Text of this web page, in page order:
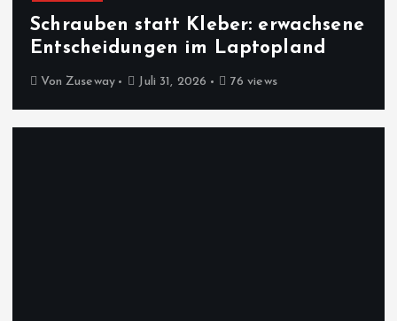
Schrauben statt Kleber: erwachsene
Entscheidungen im Laptopland
Von Zuseway Juli 31, 2026 76 views